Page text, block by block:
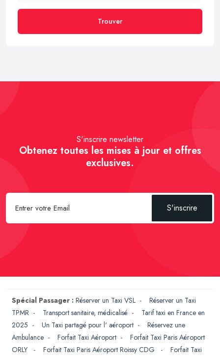
Trouver
S'inscrire newsletter
Obtenez toutes les mises à jour et offres
exclusives.
S'inscrire
Spécial Passager : Réserver un Taxi VSL - Réserver un Taxi
TPMR - Transport sanitaire, médicalisé - Tarif taxi en France en
2025 - Un Taxi partagé pour l' aéroport - Réservez une
Ambulance - Forfait Taxi Aéroport - Forfait Taxi Paris Aéroport
ORLY
- Forfait Taxi Paris Aéroport Roissy CDG - Forfait Taxi